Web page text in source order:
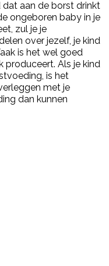
aan de borst drinkt
ongeboren baby in je
zul je je
over jezelf, je kind
is het wel goed
Als je kind
is het
met je
dan kunnen